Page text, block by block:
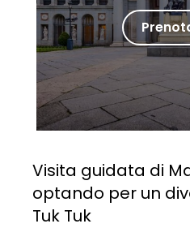
Visita guidata di
optando per un
Tuk Tuk